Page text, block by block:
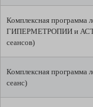
Комплексная программа
ГИПЕРМЕТРОПИИ и
сеансов)
Комплексная
сеанс)